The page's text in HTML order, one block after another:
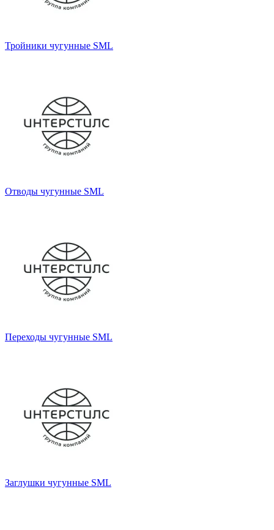
Тройники чугунные SML
Отводы чугунные SML
Переходы чугунные SML
Заглушки чугунные SML